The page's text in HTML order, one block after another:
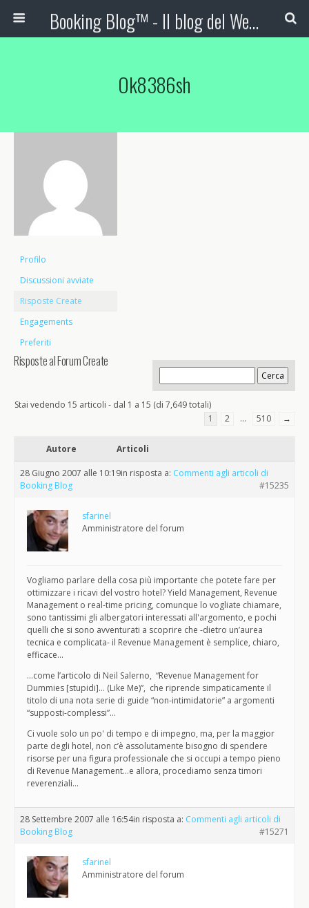
Booking Blog™ - Il blog del Web Marketing Turistico
Ok8386sh
Profilo
Discussioni avviate
Risposte Create
Engagements
Preferiti
Risposte al Forum Create
Stai vedendo 15 articoli - dal 1 a 15 (di 7,649 totali)
1
2 … 510 →
Autore Articoli
28 Giugno 2007 alle 10:19in risposta a: Commenti agli articoli di
Booking Blog
#15235
sfarinel
Amministratore del forum
Vogliamo parlare della cosa più importante che potete fare per
ottimizzare i ricavi del vostro hotel? Yield Management, Revenue
Management o real-time pricing, comunque lo vogliate chiamare,
sono tantissimi gli albergatori interessati all'argomento, e pochi
quelli che si sono avventurati a scoprire che -dietro un’aurea
tecnica e complicata- il Revenue Management è semplice, chiaro,
efficace…
…come l’articolo di Neil Salerno, “Revenue Management for
Dummies [stupidi]… (Like Me)”, che riprende simpaticamente il
titolo di una nota serie di guide “non-intimidatorie” a argomenti
“supposti-complessi”…
Ci vuole solo un po' di tempo e di impegno, ma, per la maggior
parte degli hotel, non c’è assolutamente bisogno di spendere
risorse per una figura professionale che si occupi a tempo pieno
di Revenue Management…e allora, procediamo senza timori
reverenziali…
28 Settembre 2007 alle 16:54in risposta a: Commenti agli articoli di
Booking Blog
#15271
sfarinel
Amministratore del forum